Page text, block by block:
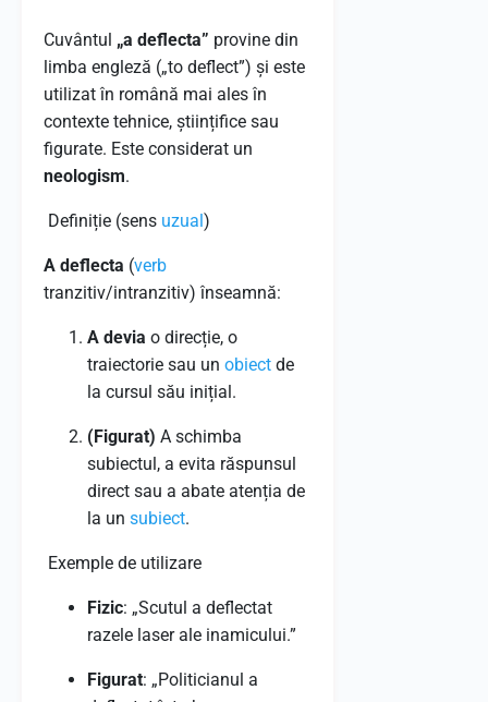
Cuvântul „a deflecta” provine din
limba engleză („to deflect”) și este
utilizat în română mai ales în
contexte tehnice, științifice sau
figurate. Este considerat un
neologism.
Definiție (sens uzual)
A deflecta (verb
tranzitiv/intranzitiv) înseamnă:
A devia o direcție, o
traiectorie sau un obiect de
la cursul său inițial.
(Figurat) A schimba
subiectul, a evita răspunsul
direct sau a abate atenția de
la un subiect.
Exemple de utilizare
Fizic: „Scutul a deflectat
razele laser ale inamicului.”
Figurat: „Politicianul a